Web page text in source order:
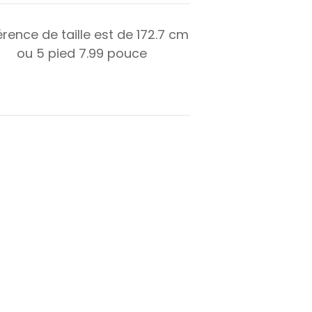
de taille est de172.7 cm
ou 5 pied 7.99 pouce